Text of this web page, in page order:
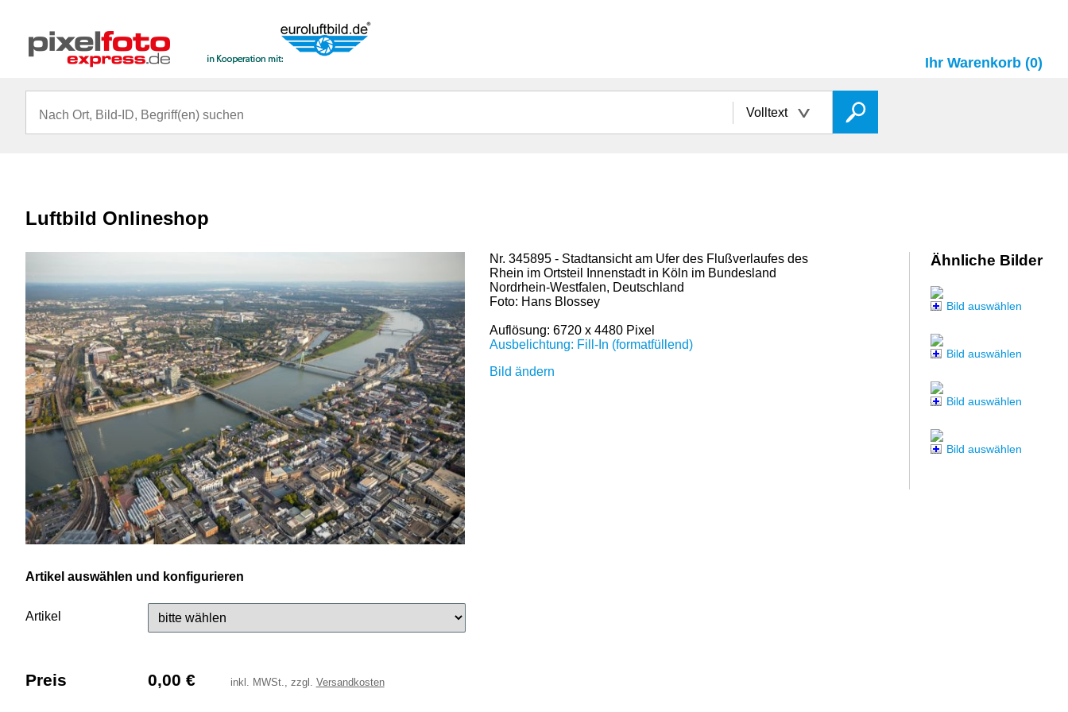
Ihr Warenkorb (0)
Volltext
Luftbild Onlineshop
Nr. 345895 - Stadtansicht am Ufer des Flußverlaufes des
Rhein im Ortsteil Innenstadt in Köln im Bundesland
Nordrhein-Westfalen, Deutschland
Foto: Hans Blossey
Auflösung: 6720 x 4480 Pixel
Ausbelichtung: Fill-In (formatfüllend)
Bild ändern
Artikel auswählen und konfigurieren
Artikel
Preis 0,00 € inkl. MWSt., zzgl. Versandkosten
Ähnliche Bilder
Bild auswählen
Bild auswählen
Bild auswählen
Bild auswählen